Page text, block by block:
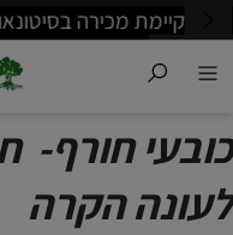
משמעותית לפרטים
כובעי חורף-
לעונה הקרה